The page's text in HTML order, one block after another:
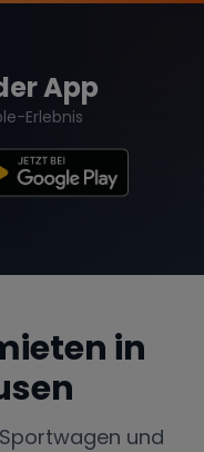
App
Erlebnis
in
und